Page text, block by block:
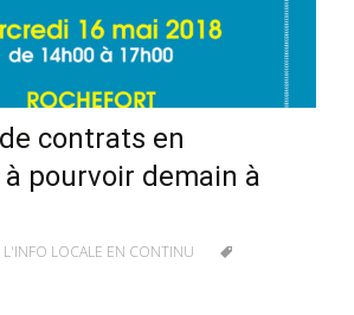
contrats en
pourvoir demain à
L'INFO LOCALE EN CONTINU